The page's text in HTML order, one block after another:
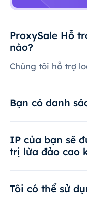
ProxySale Hỗ
nào?
Chúng tôi hỗ trợ
Bạn có danh
IP của bạn sẽ
trị lừa đảo cao
Tôi có thể sử